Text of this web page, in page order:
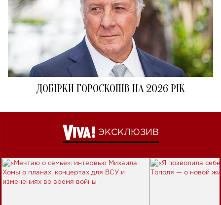
ДОБІРКИ ГОРОСКОПІВ НА 2026 РІК
ЭКСКЛЮЗИВ